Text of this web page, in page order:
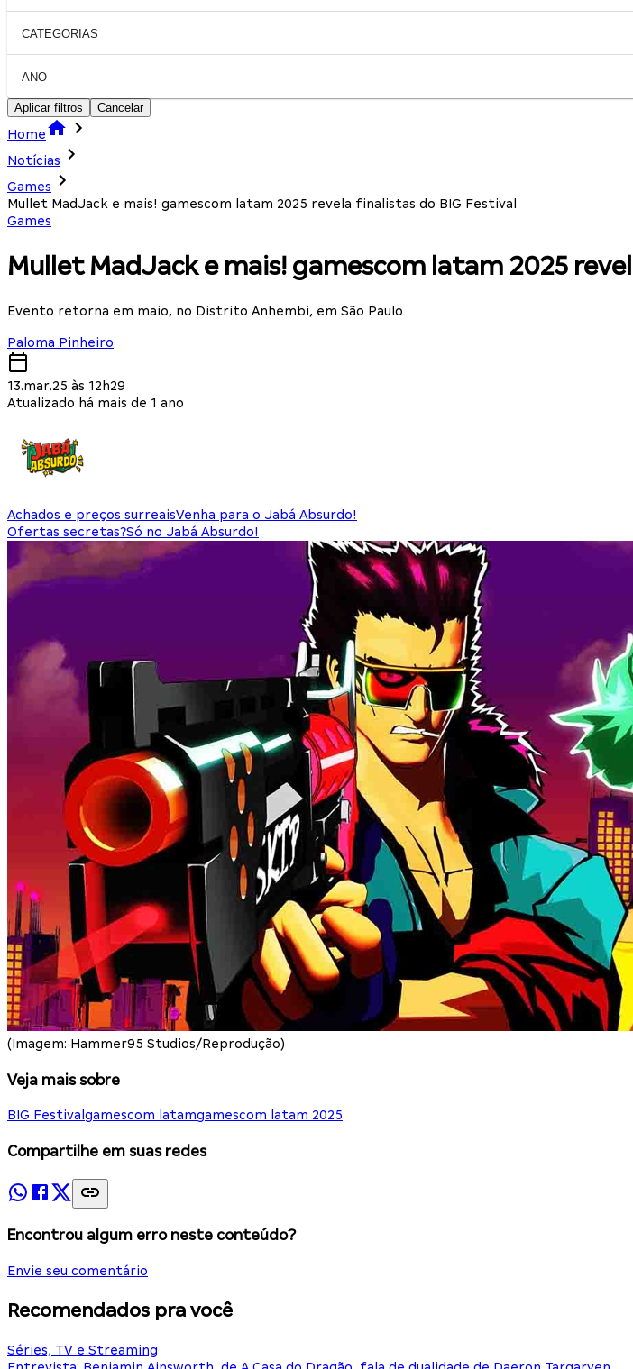
CATEGORIAS
ANO
Aplicar filtros Cancelar
Home
Notícias
Games
Mullet MadJack e mais! gamescom latam 2025 revela finalistas do BIG Festival
Games
Mullet MadJack e mais! gamescom latam 2025
Evento retorna em maio, no Distrito Anhembi, em São Paulo
Paloma Pinheiro
13.mar.25 às 12h29
Atualizado há mais de 1 ano
Achados e preços surreaisVenha para o Jabá Absurdo!
Ofertas secretas?Só no Jabá Absurdo!
(Imagem: Hammer95 Studios/Reprodução)
Veja mais sobre
BIG Festival gamescom latamgamescom latam 2025
Compartilhe em suas redes
Encontrou algum erro neste conteúdo?
Envie seu comentário
Recomendados pra você
Séries, TV e Streaming